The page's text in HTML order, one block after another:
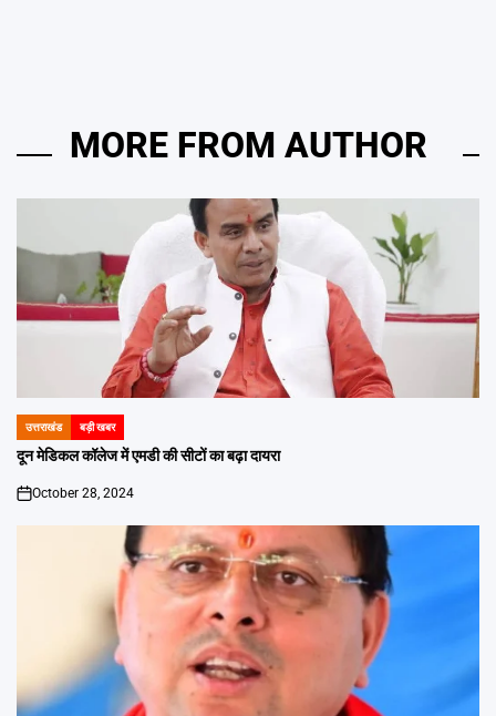
MORE FROM AUTHOR
POSTED
IN
उत्तराखंड बड़ी खबर
दून मेडिकल कॉलेज में एमडी की सीटों का बढ़ा दायरा
on
October 28, 2024